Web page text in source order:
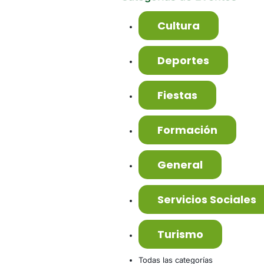
Cultura
Deportes
Fiestas
Formación
General
Servicios Sociales
Turismo
Todas las categorías